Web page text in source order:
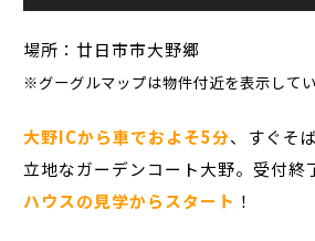
場所：廿日市市大野郷
※グーグルマップは物件付近を表示してい
大野ICから車でおよそ5分、すぐそ
立地なガーデンコート大野。受付終
ハウスの見学からスタート ！